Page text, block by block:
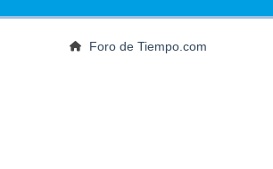
Foro de Tiempo.com